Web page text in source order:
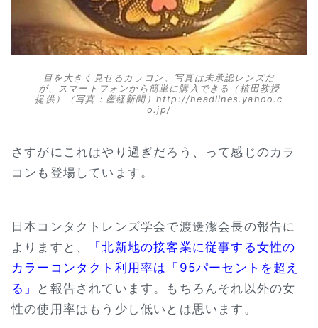
目を大きく見せるカラコン。写真は未承認レンズだ
が、スマートフォンから簡単に購入できる（植田教授
提供）（写真：産経新聞）http://headlines.yahoo.c
o.jp/
さすがにこれはやり過ぎだろう、って感じのカラ
コンも登場しています。
日本コンタクトレンズ学会で渡邊潔会長の報告に
よりますと、
「北新地の接客業に従事する女性の
カラーコンタクト利用率は「95パーセントを超え
る」
と報告されています。もちろんそれ以外の女
性の使用率はもう少し低いとは思います。